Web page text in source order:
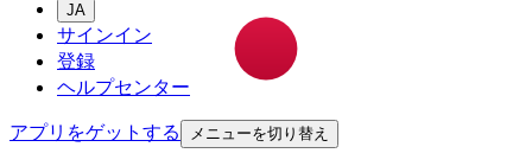
JA
サインイン
登録
ヘルプセンター
アプリをゲットする
メニューを切り替え